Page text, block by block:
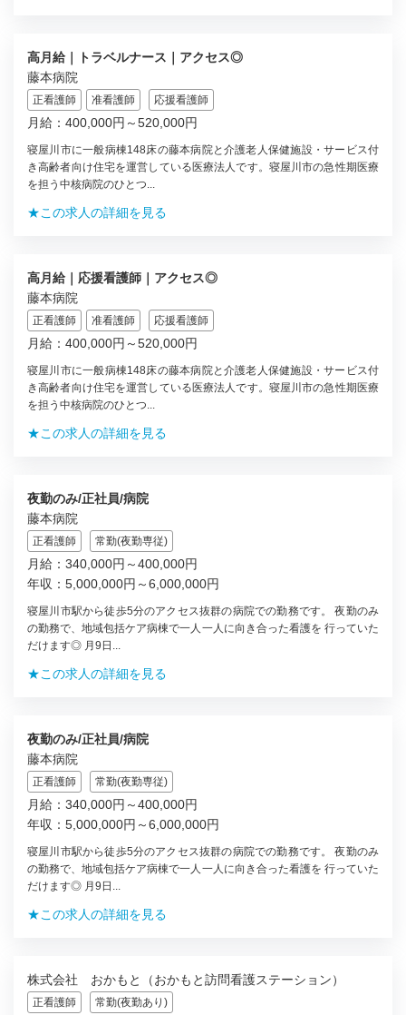
高月給｜トラベルナース｜アクセス◎
藤本病院
正看護師 准看護師 応援看護師
月給：400,000円～520,000円
寝屋川市に一般病棟148床の藤本病院と介護老人保健施設・サービス付
き高齢者向け住宅を運営している医療法人です。寝屋川市の急性期医療
を担う中核病院のひとつ...
★この求人の詳細を見る
高月給｜応援看護師｜アクセス◎
藤本病院
正看護師 准看護師 応援看護師
月給：400,000円～520,000円
寝屋川市に一般病棟148床の藤本病院と介護老人保健施設・サービス付
き高齢者向け住宅を運営している医療法人です。寝屋川市の急性期医療
を担う中核病院のひとつ...
★この求人の詳細を見る
夜勤のみ/正社員/病院
藤本病院
正看護師 常勤(夜勤専従)
月給：340,000円～400,000円
年収：5,000,000円～6,000,000円
寝屋川市駅から徒歩5分のアクセス抜群の病院での勤務です。 夜勤のみ
の勤務で、地域包括ケア病棟で一人一人に向き合った看護を 行っていた
だけます◎ 月9日...
★この求人の詳細を見る
夜勤のみ/正社員/病院
藤本病院
正看護師 常勤(夜勤専従)
月給：340,000円～400,000円
年収：5,000,000円～6,000,000円
寝屋川市駅から徒歩5分のアクセス抜群の病院での勤務です。 夜勤のみ
の勤務で、地域包括ケア病棟で一人一人に向き合った看護を 行っていた
だけます◎ 月9日...
★この求人の詳細を見る
株式会社 おかもと（おかもと訪問看護ステーション）
正看護師 常勤(夜勤あり)